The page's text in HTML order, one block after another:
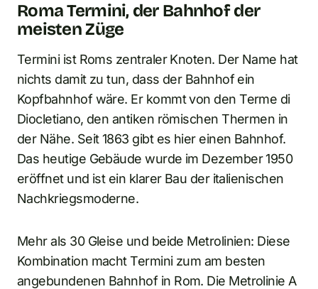
Roma Termini, der Bahnhof der
meisten Züge
Termini ist Roms zentraler Knoten. Der Name hat
nichts damit zu tun, dass der Bahnhof ein
Kopfbahnhof wäre. Er kommt von den Terme di
Diocletiano, den antiken römischen Thermen in
der Nähe. Seit 1863 gibt es hier einen Bahnhof.
Das heutige Gebäude wurde im Dezember 1950
eröffnet und ist ein klarer Bau der italienischen
Nachkriegsmoderne.
Mehr als 30 Gleise und beide Metrolinien: Diese
Kombination macht Termini zum am besten
angebundenen Bahnhof in Rom. Die Metrolinie A